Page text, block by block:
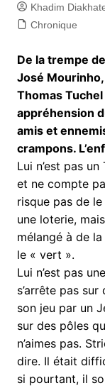
Khadim
Chronique
De la trempe
José Mourinho,
Thomas
appréhension
amis et
crampons.
Lui n’est pas
et ne compte
risque pas de
une loterie,
mélangé à de
le « vert ».
Lui n’est pas
s’arrête pas
son jeu par un
sur des pôles
n’aimes pas.
dire. Il était
si pourtant, il